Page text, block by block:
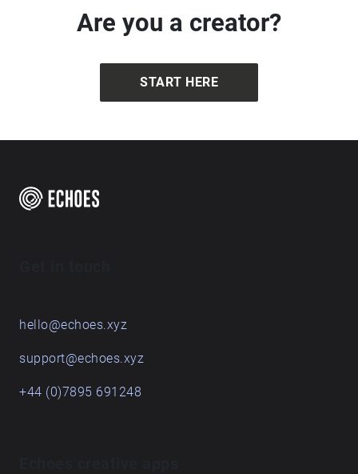
Are you a creator?
START HERE
hello@echoes.xyz
support@echoes.xyz
+44 (0)7895 691248